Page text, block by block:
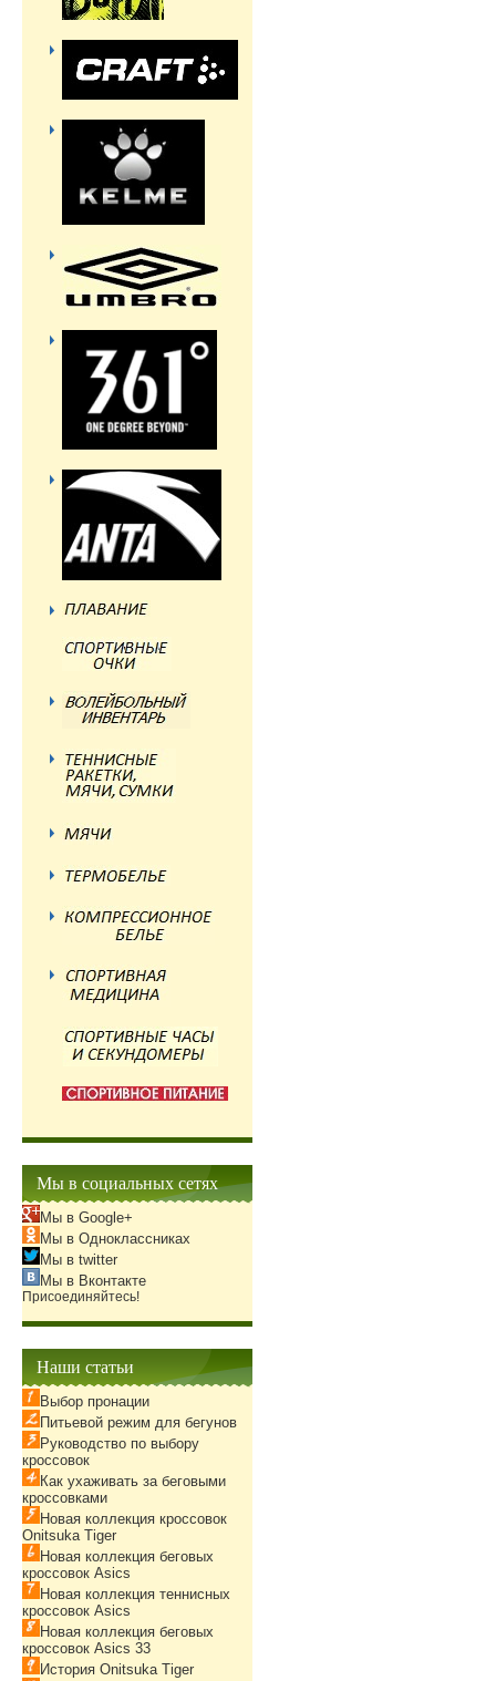
Мы в социальных сетях
Мы в Google+
Мы в Одноклассниках
Мы в twitter
Мы в Вконтакте
Присоединяйтесь!
Наши статьи
Выбор пронации
Питьевой режим для бегунов
Руководство по выбору
кроссовок
Как ухаживать за беговыми
кроссовками
Новая коллекция кроссовок
Onitsuka Tiger
Новая коллекция беговых
кроссовок Asics
Новая коллекция теннисных
кроссовок Asics
Новая коллекция беговых
кроссовок Asics 33
История Onitsuka Tiger